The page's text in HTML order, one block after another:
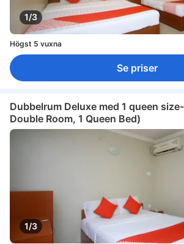
1/3
Högst 5 vuxna
Se priser
Dubbelrum Deluxe med 1 queen
Double Room, 1 Queen Bed)
1/3